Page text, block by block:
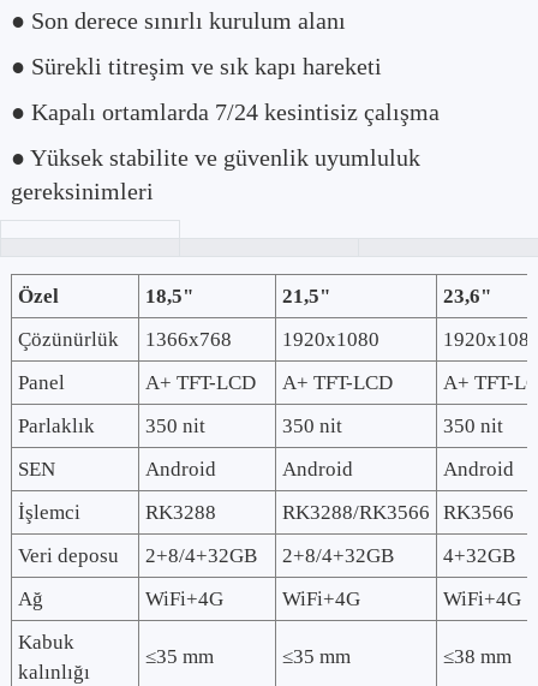
● Son derece sınırlı kurulum alanı
● Sürekli titreşim ve sık kapı hareketi
● Kapalı ortamlarda 7/24 kesintisiz çalışma
● Yüksek stabilite ve güvenlik uyumluluk
gereksinimleri
Özel 18,5" 21,5"
23,6"
Çözünürlük
1366x768 1920x1080
Panel
A+ TFT-LCD A+ TFT-LCD
A+ TFT-
Parlaklık
350 nit 350 nit
350 nit
SEN
Android Android
Android
İşlemci
RK3288 RK3288/RK3566
RK3566
Veri deposu
2+8/4+32GB 2+8/4+32GB
4+32GB
Ağ
WiFi+4G WiFi+4G
WiFi+4G
Kabuk
kalınlığı
≤35 mm ≤35 mm ≤38 mm